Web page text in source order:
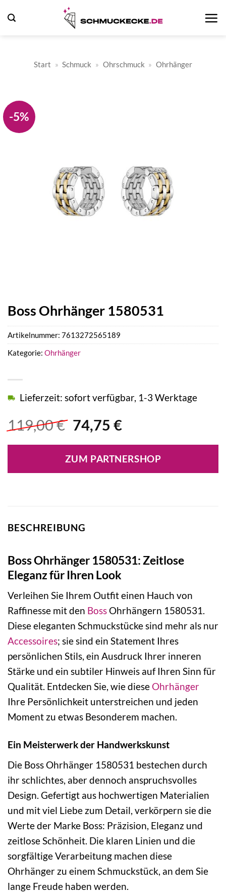
Inhalt
Start » Schmuck » Ohrschmuck » Ohrhänger
-5%
Boss Ohrhänger 1580531
119,00€ Ursprünglicher
war:
119,00 €
74,75 €Aktueller
ist:
74,75 €.
Lieferzeit: sofort verfügbar, 1-3 Werktage
ZUM PARTNERSHOP
Artikelnummer: 7613272565189
Kategorie: Ohrhänger
BESCHREIBUNG
Boss Ohrhänger 1580531: Zeitlose
Eleganz für Ihren Look
Verleihen Sie Ihrem Outfit einen Hauch von
Raffinesse mit den Boss Ohrhängern 1580531.
Diese eleganten Schmuckstücke sind mehr als nur
Accessoires; sie sind ein Statement Ihres
persönlichen Stils, ein Ausdruck Ihrer inneren
Stärke und ein subtiler Hinweis auf Ihren Sinn für
Qualität. Entdecken Sie, wie diese Ohrhänger
Ihre Persönlichkeit unterstreichen und jeden
Moment zu etwas Besonderem machen.
Ein Meisterwerk der Handwerkskunst
Die Boss Ohrhänger 1580531 bestechen durch
ihr schlichtes, aber dennoch anspruchsvolles
Design. Gefertigt aus hochwertigen Materialien
und mit viel Liebe zum Detail, verkörpern sie die
Werte der Marke Boss: Präzision, Eleganz und
zeitlose Schönheit. Die klaren Linien und die
sorgfältige Verarbeitung machen diese
Ohrhänger zu einem Schmuckstück, an dem Sie
lange Freude haben werden.